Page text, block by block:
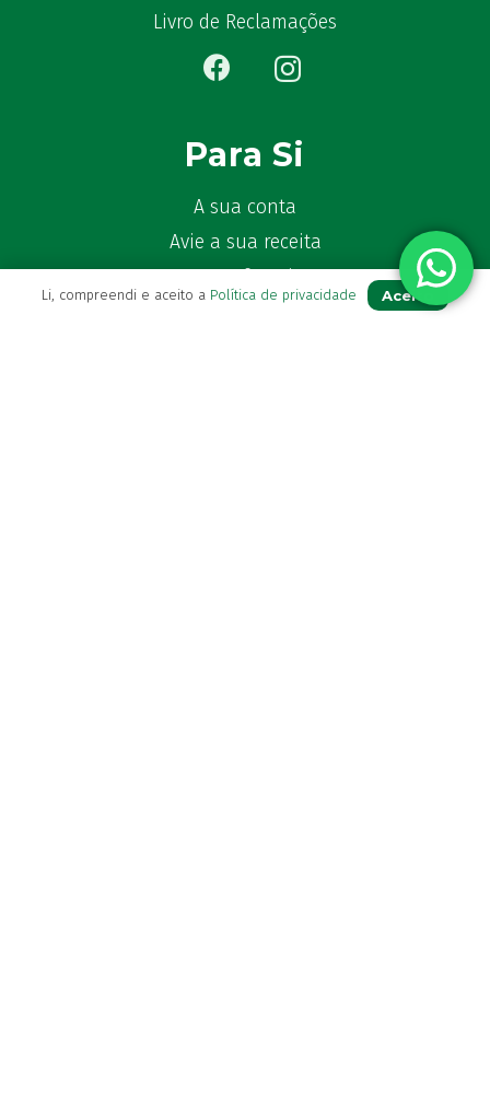
Livro de Reclamações
Para Si
A sua conta
Avie a sua receita
Os seus favoritos
Li, compreendi e aceito a Política de privacidade Aceito